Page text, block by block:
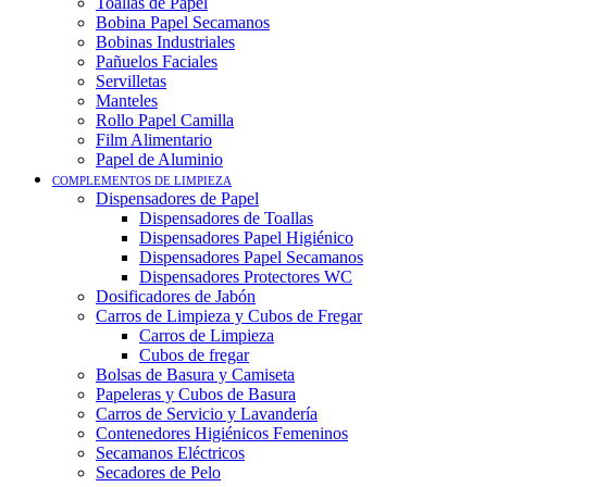
Bobina Papel Secamanos
Bobinas Industriales
Pañuelos Faciales
Servilletas
Manteles
Rollo Papel Camilla
Film Alimentario
Papel de Aluminio
COMPLEMENTOS DE LIMPIEZA
Dispensadores de Papel
Dispensadores de Toallas
Dispensadores Papel Higiénico
Dispensadores Papel Secamanos
Dispensadores Protectores WC
Dosificadores de Jabón
Carros de Limpieza y Cubos de Fregar
Carros de Limpieza
Cubos de fregar
Bolsas de Basura y Camiseta
Papeleras y Cubos de Basura
Carros de Servicio y Lavandería
Contenedores Higiénicos Femeninos
Secamanos Eléctricos
Secadores de Pelo